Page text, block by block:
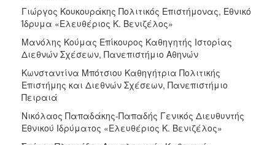
Γιώργος Κουκουράκης Πολιτικός Επιστήμονας, Εθνικό
Ίδρυμα «Ελευθέριος Κ. Βενιζέλος»
Μανόλης Κούμας Επίκουρος Καθηγητής Ιστορίας
Διεθνών Σχέσεων, Πανεπιστήμιο Αθηνών
Κωνσταντίνα Μπότσιου Καθηγήτρια Πολιτικής
Επιστήμης και Διεθνών Σχέσεων, Πανεπιστήμιο
Πειραιά
Νικόλαος Παπαδάκης-Παπαδής Γενικός Διευθυντής
Εθνικού Ιδρύματος «Ελευθέριος Κ. Βενιζέλος»